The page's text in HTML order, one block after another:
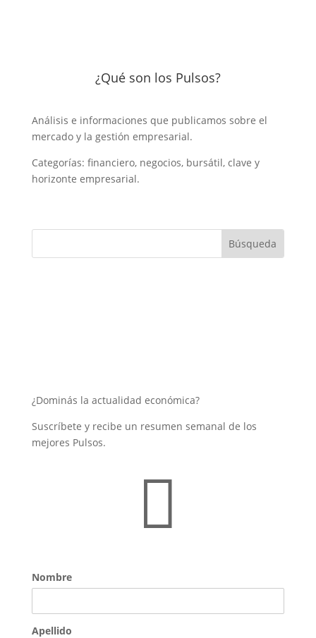
¿Qué son los Pulsos?
Análisis e informaciones que publicamos sobre el
mercado y la gestión empresarial.
Categorías: financiero, negocios, bursátil, clave y
horizonte empresarial.
¿Dominás la actualidad económica?
Suscríbete y recibe un resumen semanal de los
mejores Pulsos.

Nombre
Apellido